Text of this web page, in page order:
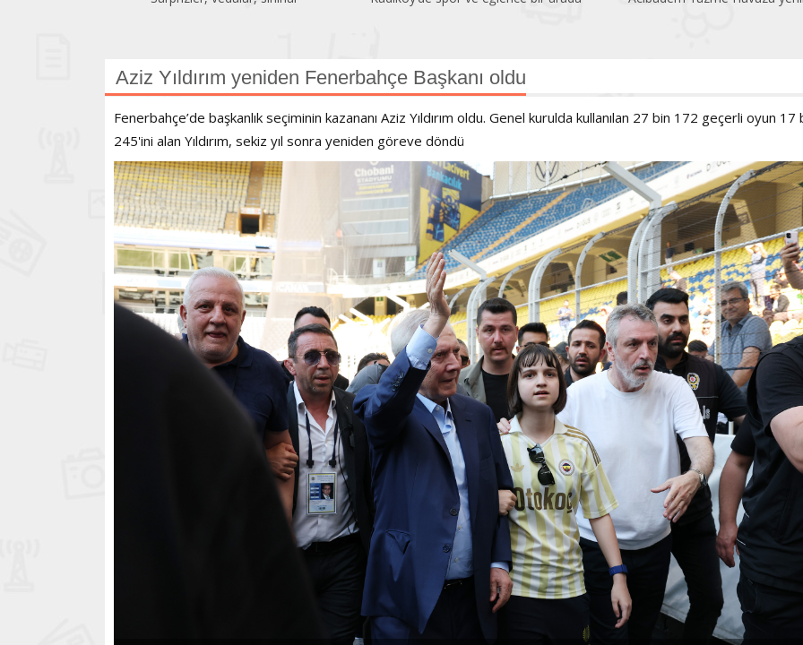
Aziz Yıldırım yeniden Fenerbahçe Başkanı oldu
Fenerbahçe’de başkanlık seçiminin kazananı Aziz Yıldırım oldu. Genel kurulda kullanılan 27 bin 172 geçerli oyun 17
245'ini alan Yıldırım, sekiz yıl sonra yeniden göreve döndü